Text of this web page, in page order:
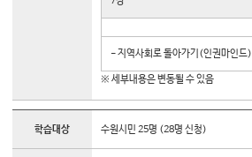
- 지역사회로 돌아가기(인권마인드)
※ 세부내용은 변동될 수 있음
학습대상 수원시민 25명 (28명 신청)